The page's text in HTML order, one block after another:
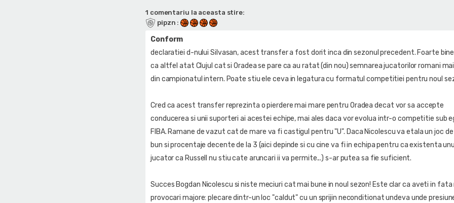
1 comentariu la aceasta stire:
pipzn :
Conform
declaratiei d-nului Silvasan, acest transfer a fost dorit inca din sezonul precedent. Foarte
ca altfel atat Clujul cat si Oradea se pare ca au ratat (din nou) semnarea jucatorilor romani
din campionatul intern. Poate stiu ele ceva in legatura cu formatul competitiei pentru noul
Cred ca acest transfer reprezinta o pierdere mai mare pentru Oradea decat vor sa accepte
conducerea si unii suporteri ai acestei echipe, mai ales daca vor evolua intr-o competitie sub
FIBA. Ramane de vazut cat de mare va fi castigul pentru "U". Daca Nicolescu va etala un joc
bun si procentaje decente de la 3 (aici depinde si cu cine va fi in echipa pentru ca existenta
jucator ca Russell nu stiu cate aruncari ii va permite...) s-ar putea sa fie suficient.
Succes Bogdan Nicolescu si niste meciuri cat mai bune in noul sezon! Este clar ca aveti in
provocari majore: plecare dintr-un loc "caldut" cu un sprijin neconditionat undeva unde